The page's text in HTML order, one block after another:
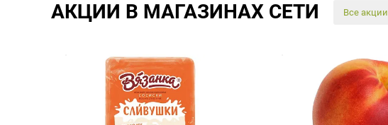
АКЦИИ В МАГАЗИНАХ СЕТИ Все акции